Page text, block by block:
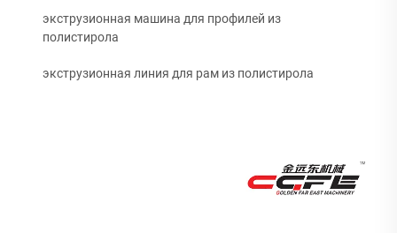
экструзионная машина для профилей из
полистирола
экструзионная линия для рам из полистирола